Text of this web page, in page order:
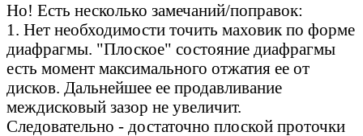
Но! Есть несколько замечаний/поправок:
1. Нет необходимости точить маховик по форме
диафрагмы. "Плоское" состояние диафрагмы
есть момент максимального отжатия ее от
дисков. Дальнейшее ее продавливание
междисковый зазор не увеличит.
Следовательно - достаточно плоской проточки